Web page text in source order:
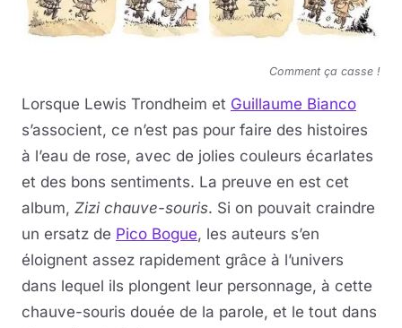
Comment ça casse !
Lorsque Lewis Trondheim et Guillaume Bianco
s’associent, ce n’est pas pour faire des histoires
à l’eau de rose, avec de jolies couleurs écarlates
et des bons sentiments. La preuve en est cet
album, Zizi chauve-souris. Si on pouvait craindre
un ersatz de Pico Bogue, les auteurs s’en
éloignent assez rapidement grâce à l’univers
dans lequel ils plongent leur personnage, à cette
chauve-souris douée de la parole, et le tout dans